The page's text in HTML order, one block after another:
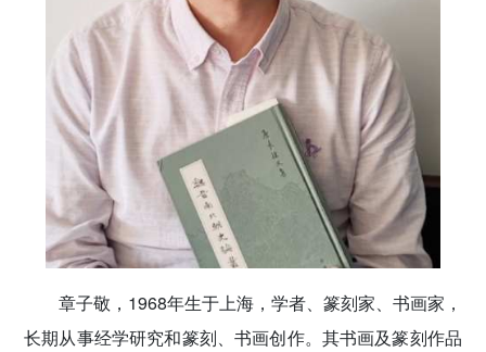
章子敬，1968年生于上海，学者、篆刻家、书画家，
长期从事经学研究和篆刻、书画创作。其书画及篆刻作品